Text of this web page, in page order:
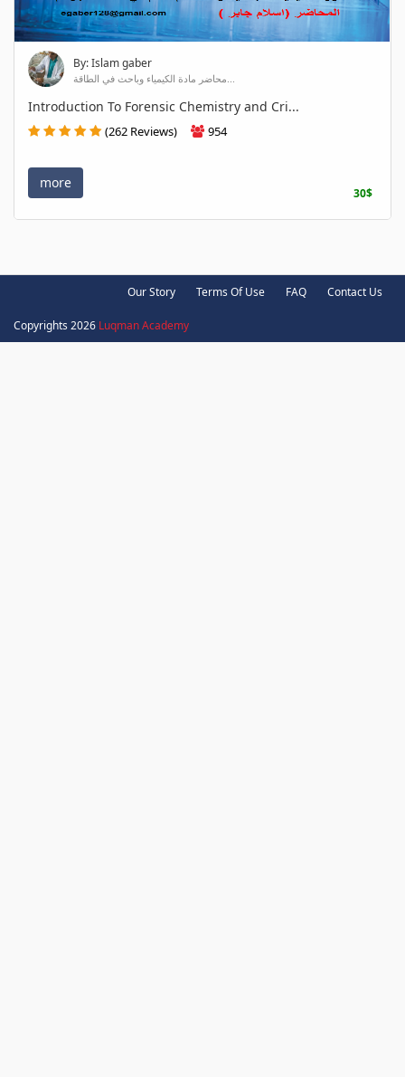
By: Islam gaber
محاضر مادة الكيمياء وباحث في الطاقة...
Introduction To Forensic Chemistry and Cri...
(262 Reviews) 954
more
30$
Our Story Terms Of Use FAQ Contact Us
Copyrights 2026 Luqman Academy